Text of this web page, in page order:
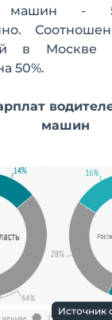
машин -
в Москве
50%.
машин
Источник